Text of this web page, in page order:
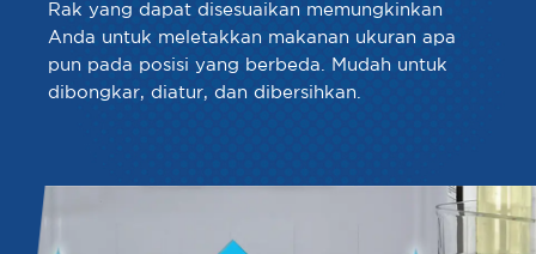
Rak yang dapat disesuaikan memungkinkan
Anda untuk meletakkan makanan ukuran apa
pun pada posisi yang berbeda. Mudah untuk
dibongkar, diatur, dan dibersihkan.